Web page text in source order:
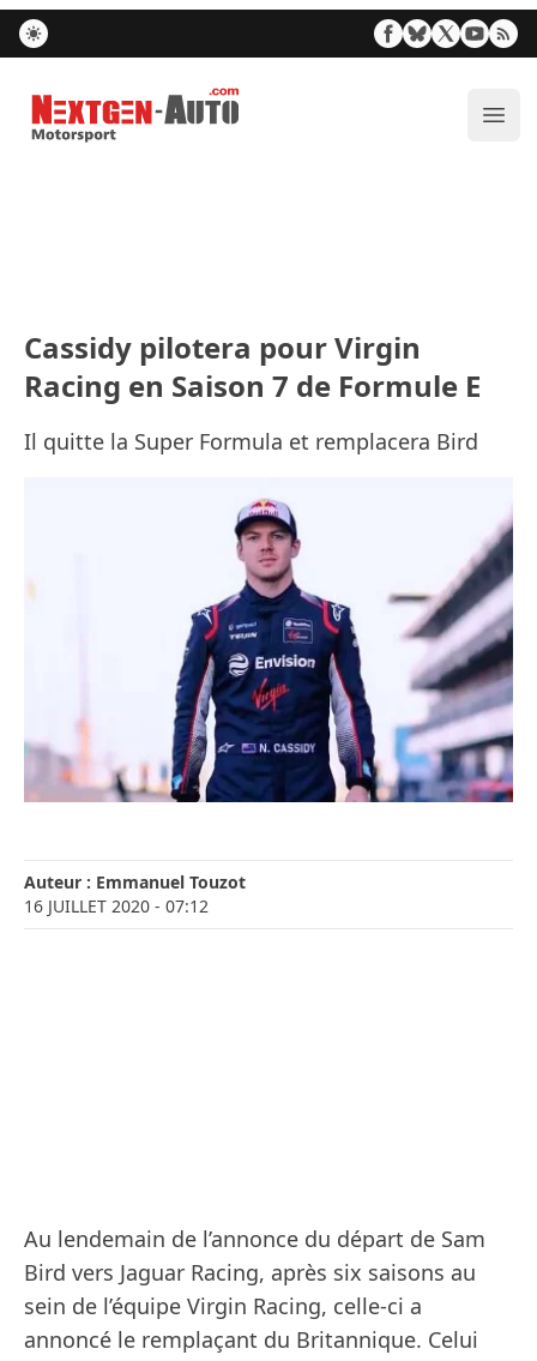
Nextgen-Auto.com
Cassidy pilotera pour Virgin
Racing en Saison 7 de Formule E
Il quitte la Super Formula et remplacera Bird
Auteur : Emmanuel Touzot
16 JUILLET 2020 - 07:12
Au lendemain de l’annonce du départ de Sam
Bird vers Jaguar Racing, après six saisons au
sein de l’équipe Virgin Racing, celle-ci a
annoncé le remplaçant du Britannique. Celui